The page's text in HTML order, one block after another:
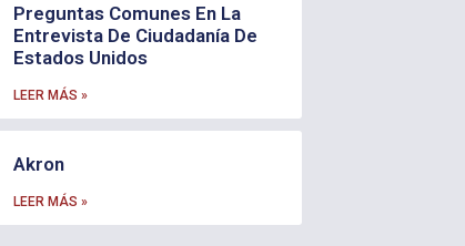
Preguntas Comunes En La
Entrevista De Ciudadanía De
Estados Unidos
LEER MÁS »
Akron
LEER MÁS »